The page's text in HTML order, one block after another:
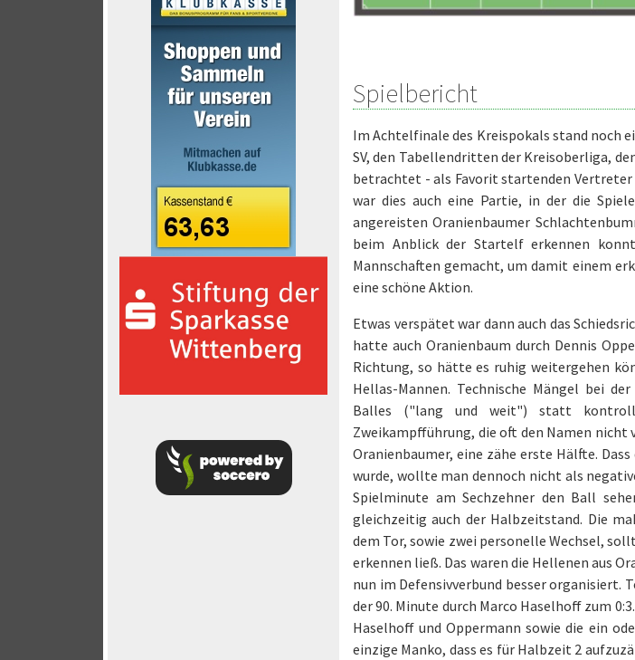
Spielbericht
Im Achtelfinale des Kreispokals stand noch
SV, den Tabellendritten der Kreisoberliga,
betrachtet - als Favorit startenden Vertreter
war dies auch eine Partie, in der die
angereisten Oranienbaumer
beim Anblick der Startelf erkennen
Mannschaften gemacht, um damit einem
eine schöne Aktion.
Etwas verspätet war dann auch das
hatte auch Oranienbaum durch Dennis
Richtung, so hätte es ruhig weitergehen
Hellas-Mannen. Technische Mängel bei
Balles ("lang und weit") statt
Zweikampfführung, die oft den Namen
Oranienbaumer, eine zähe erste Hälfte.
wurde, wollte man dennoch nicht als
Spielminute am Sechzehner den Ball
gleichzeitig auch der Halbzeitstand. Die
dem Tor, sowie zwei personelle Wechsel,
erkennen ließ. Das waren die Hellenen aus
nun im Defensivverbund besser organisiert.
der 90. Minute durch Marco Haselhoff zum
Haselhoff und Oppermann sowie die ein
einzige Manko, dass es für Halbzeit 2